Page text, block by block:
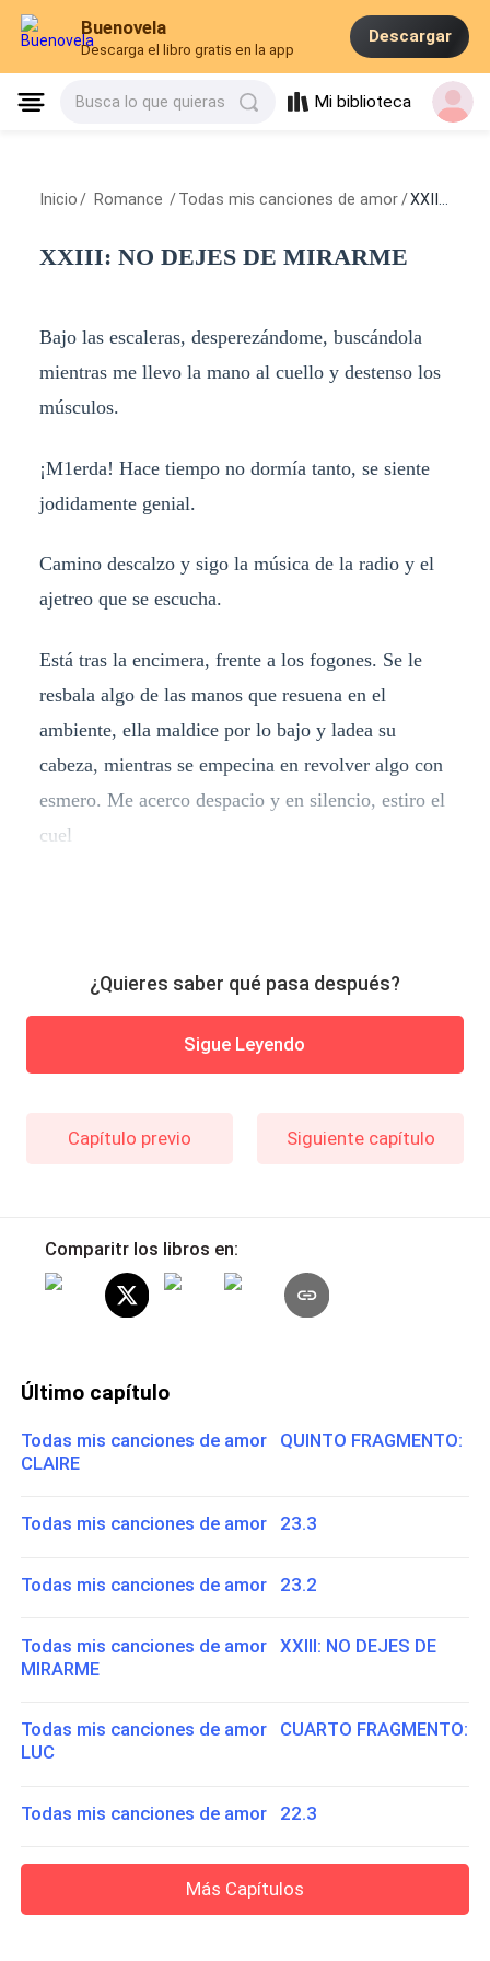
Buenovela
Descarga el libro gratis en la app
Descargar
Busca lo que quieras Mi biblioteca
Inicio / Romance /Todas mis canciones de amor /XXIII: NO DEJES DE MIRARME
XXIII: NO DEJES DE MIRARME
Bajo las escaleras, desperezándome, buscándola
mientras me llevo la mano al cuello y destenso los
músculos.
¡M1erda! Hace tiempo no dormía tanto, se siente
jodidamente genial.
Camino descalzo y sigo la música de la radio y el
ajetreo que se escucha.
Está tras la encimera, frente a los fogones. Se le
resbala algo de las manos que resuena en el
ambiente, ella maldice por lo bajo y ladea su
cabeza, mientras se empecina en revolver algo con
esmero. Me acerco despacio y en silencio, estiro el
cuel
¿Quieres saber qué pasa después?
Sigue Leyendo
Capítulo previo Siguiente capítulo
Comparitr los libros en:
Último capítulo
Todas mis canciones de amor QUINTO FRAGMENTO:
CLAIRE
Todas mis canciones de amor 23.3
Todas mis canciones de amor 23.2
Todas mis canciones de amor XXIII: NO DEJES DE
MIRARME
Todas mis canciones de amor CUARTO FRAGMENTO:
LUC
Todas mis canciones de amor 22.3
Más Capítulos